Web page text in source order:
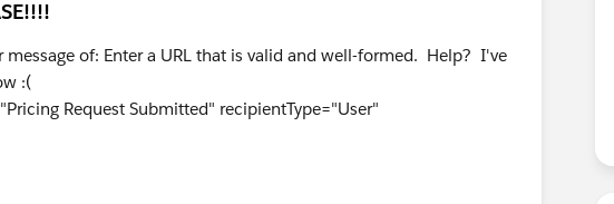
message of: Enter a URL that is valid and well-formed. Help? I've
:(
Request Submitted" recipientType="User"